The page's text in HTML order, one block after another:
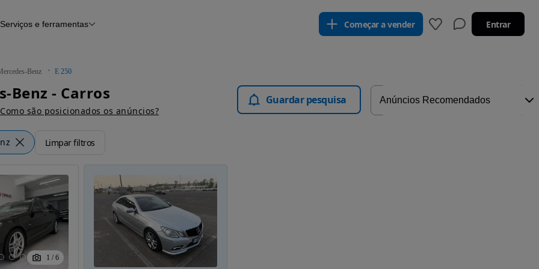
Histórico do veículo
Serviços e ferramentas Começar a vender Entrar
Benz E 250
Benz - Carros
Como são posicionados os anúncios?
Guardar pesquisa
Limpar filtros
1 / 6